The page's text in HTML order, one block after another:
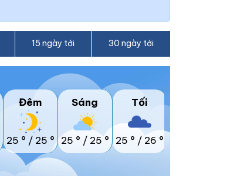
15 ngày tới 30 ngày tới
Đêm
25 ° / 25 °
Sáng
25 ° / 25 °
Tối
25 ° / 26 °